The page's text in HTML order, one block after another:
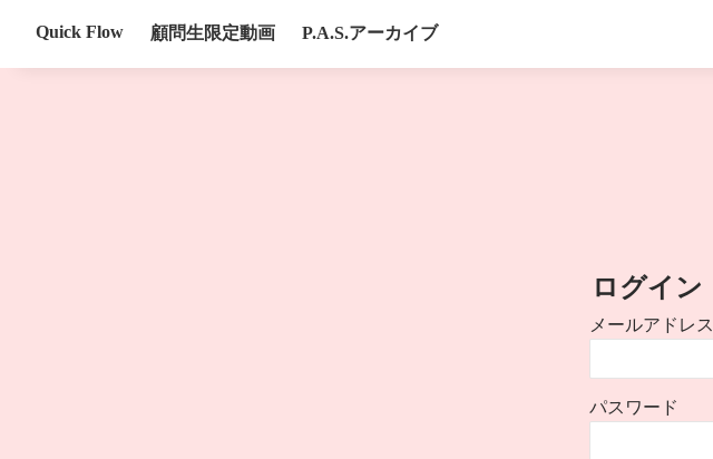
Quick Flow 顧問生限定動画 P.A.S.アーカイブ
ログイン
メールアドレス
パスワード